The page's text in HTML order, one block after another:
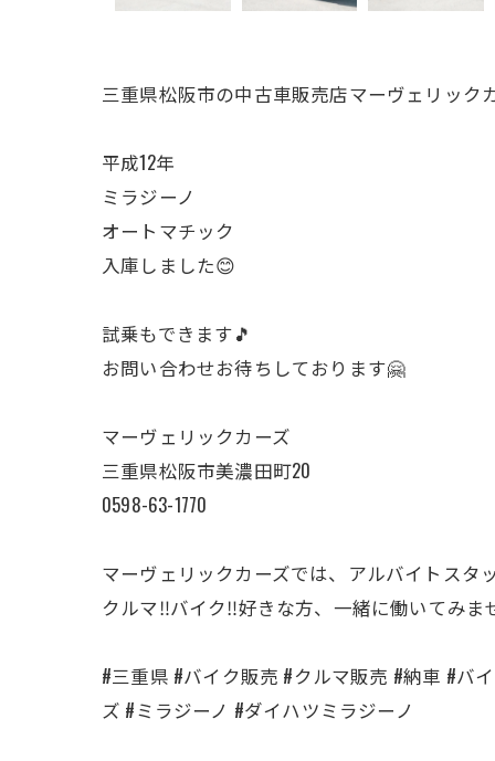
三重県松阪市の中古車販売店マーヴェリック
平成12年
ミラジーノ
オートマチック
入庫しました😊
試乗もできます🎵
お問い合わせお待ちしております🤗
マーヴェリックカーズ
三重県松阪市美濃田町20
0598-63-1770
マーヴェリックカーズでは、アルバイトスタ
クルマ‼️バイク‼️好きな方、一緒に働いてみま
#三重県 #バイク販売 #クルマ販売 #納車 #バ
ズ #ミラジーノ #ダイハツミラジーノ